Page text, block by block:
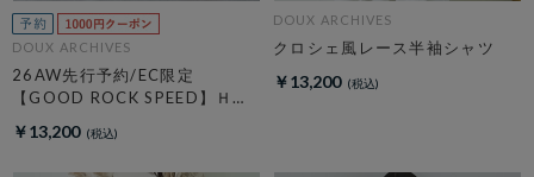
DOUX ARCHIVES
26AW先行予約/EC限定
【GOOD ROCK SPEED】ＨＡ
￥13,200
DOUX ARCHIVES
クロシェ風レース半袖シャツ
￥13,200